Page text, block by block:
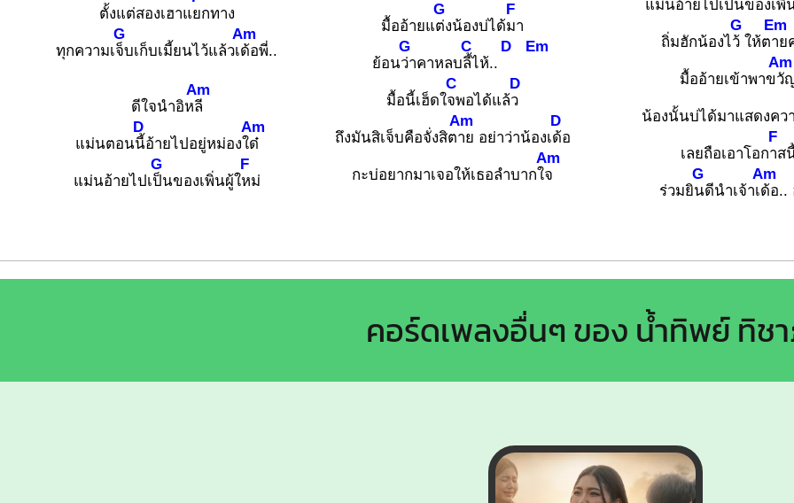
ตั้งแต่สองเฮาแยกทาง
ทุกความเ
G
จ็บเก็บเมี้ยนไว้แล้วเ
Am
ด้อพี่..
ดีใจนำอิห
Am
ลี
แม่นตอน
D
นี้อ้ายไปอยู่หม่องใ
Am
ด๋
แม่นอ้ายไปเ
G
ป็นของเพิ่นผู้ใ
F
หม่
มื้ออ้ายแ
G
ต่งน้องบ่ได้
F
มา
ย้อน
G
ว่าคาหลบ
C
ลี้ไห้..
D Em
มื้อนี้เฮ็ดใ
C
จพอได้แล้
D
ว
ถึงมันสิเจ็บคือจั่งสิต
Am
าย อย่าว่าน้องเ
D
ด้อ
กะบ่อยากมาเจอให้เธอลำบากใ
Am
จ
แม่นอ้ายไปเป็นของเพิ่
ถิ่มฮักน้องไ
G
ว้ ให้ต
Em
าย
มื้ออ้ายเข้าพาข
Am
วั
น้องนั้นบ่ได้มาแสดงคว
เลยถือเอาโอก
F
าส
ร่วมยิ
G
นดีนำเจ้าเ
Am
ด้อ..
คอร์ดเพลงอื่นๆ ของ น้ำทิพย์ ทิช